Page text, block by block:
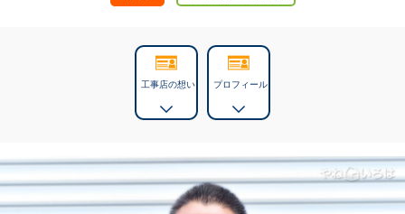
工事店の想い プロフィール